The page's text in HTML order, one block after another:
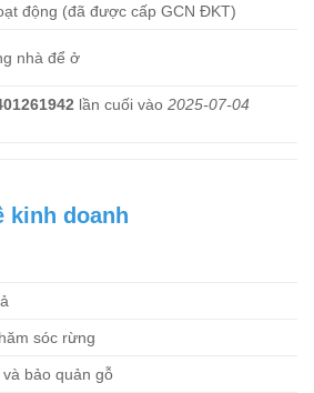
động (đã được cấp GCN ĐKT)
nhà để ở
lần cuối vào 2025-07-04
kinh doanh
sóc rừng
bảo quản gỗ